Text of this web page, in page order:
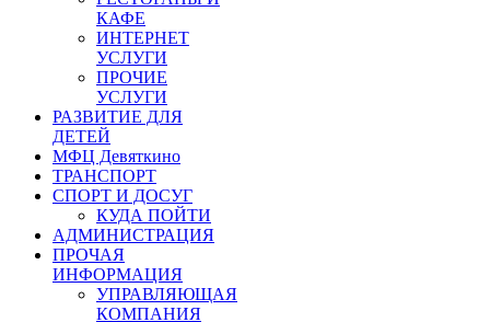
КАФЕ
ИНТЕРНЕТ
УСЛУГИ
ПРОЧИЕ
УСЛУГИ
РАЗВИТИЕ ДЛЯ
ДЕТЕЙ
МФЦ Девяткино
ТРАНСПОРТ
СПОРТ И ДОСУГ
КУДА ПОЙТИ
АДМИНИСТРАЦИЯ
ПРОЧАЯ
ИНФОРМАЦИЯ
УПРАВЛЯЮЩАЯ
КОМПАНИЯ